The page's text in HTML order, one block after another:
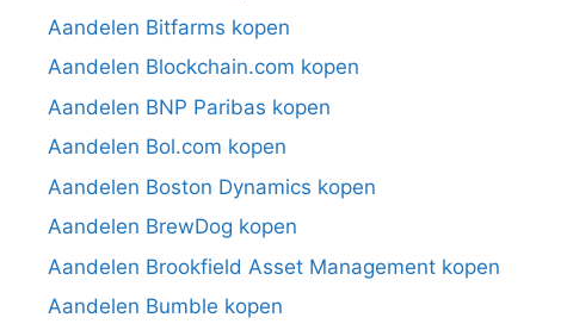
Aandelen Bitfarms kopen
Aandelen Blockchain.com kopen
Aandelen BNP Paribas kopen
Aandelen Bol.com kopen
Aandelen Boston Dynamics kopen
Aandelen BrewDog kopen
Aandelen Brookfield Asset Management kopen
Aandelen Bumble kopen